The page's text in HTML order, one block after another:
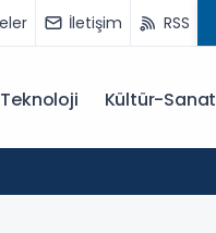
İletişim RSS
Kültür-Sanat